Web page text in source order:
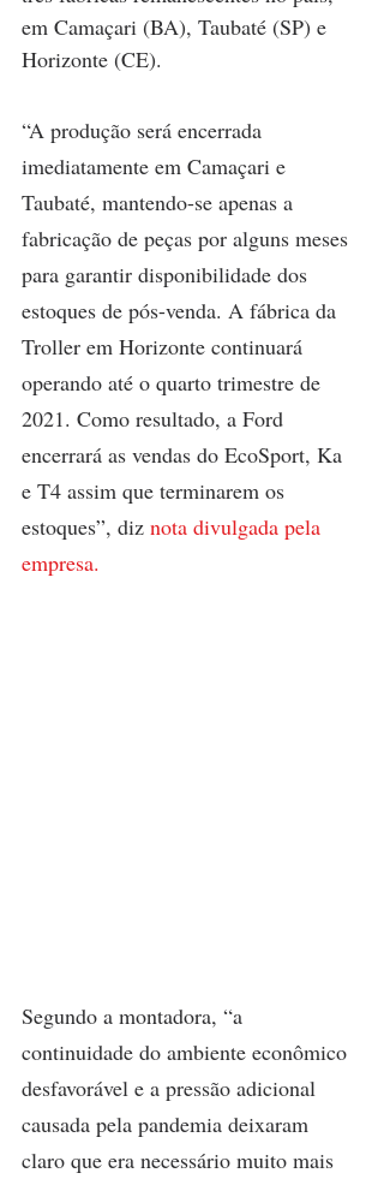
em Camaçari (BA), Taubaté (SP) e
Horizonte (CE).
“A produção será encerrada
imediatamente em Camaçari e
Taubaté, mantendo-se apenas a
fabricação de peças por alguns meses
para garantir disponibilidade dos
estoques de pós-venda. A fábrica da
Troller em Horizonte continuará
operando até o quarto trimestre de
2021. Como resultado, a Ford
encerrará as vendas do EcoSport, Ka
e T4 assim que terminarem os
estoques”, diz nota divulgada pela
empresa.
Segundo a montadora, “a
continuidade do ambiente econômico
desfavorável e a pressão adicional
causada pela pandemia deixaram
claro que era necessário muito mais